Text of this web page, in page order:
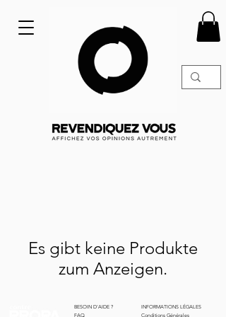
Es gibt keine Produkte
zum Anzeigen.
BESOIN D'AIDE ?
FAQ
INFORMATIONS LÉGALES
Conditions Générales